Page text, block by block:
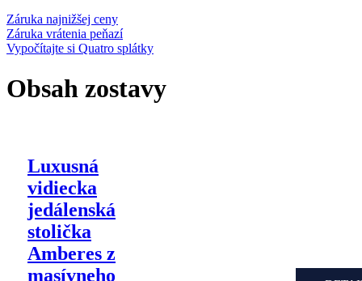
Záruka najnižšej ceny
Záruka vrátenia peňazí
Vypočítajte si Quatro splátky
Obsah zostavy
Luxusná
vidiecka
jedálenská
stolička
Amberes z
masívneho